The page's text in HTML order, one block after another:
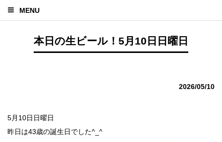
MENU
本日の生ビール！5月10日日曜日
2026/05/10
5月10日日曜日
昨日は43歳の誕生日でした^_^